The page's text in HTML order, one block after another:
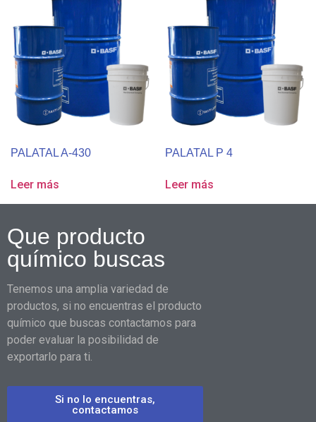
PALATAL A-430
Leer más
PALATAL P 4
Leer más
Que producto
químico buscas
Tenemos una amplia variedad de
productos, si no encuentras el producto
químico que buscas contactamos para
poder evaluar la posibilidad de
exportarlo para ti.
Si no lo encuentras,
contactamos